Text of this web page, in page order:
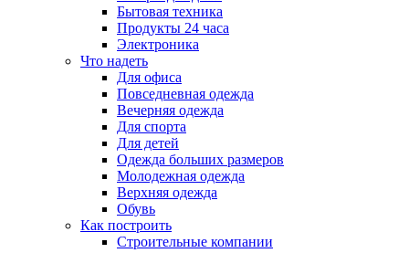
Бытовая техника
Продукты 24 часа
Электроника
Что надеть
Для офиса
Повседневная одежда
Вечерняя одежда
Для спорта
Для детей
Одежда больших размеров
Молодежная одежда
Верхняя одежда
Обувь
Как построить
Строительные компании